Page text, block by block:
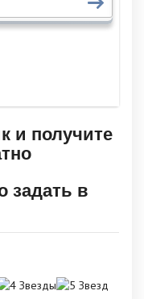
и получите
задать в